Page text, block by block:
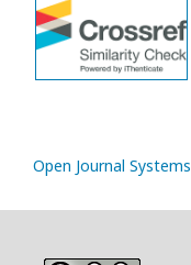
Open Journal Systems